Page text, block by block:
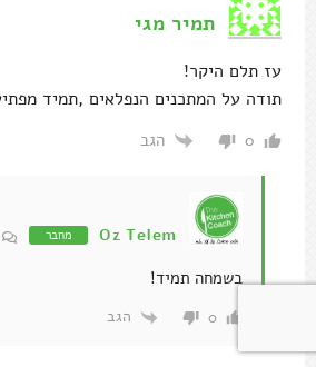
תמיר מגי
עז תלם היקר!
תודה על המתכנים הנפלאים ,תמיד
0 הגב
Oz Telem מחבר
בשמחה תמיד!
0 הגב